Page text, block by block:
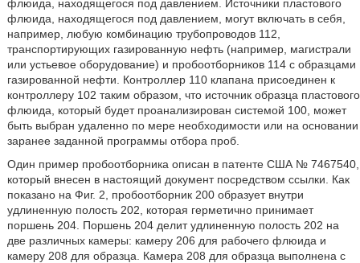
флюида, находящегося под давлением. Источники пластового
флюида, находящегося под давлением, могут включать в себя,
например, любую комбинацию трубопроводов 112,
транспортирующих газированную нефть (например, магистрали
или устьевое оборудование) и пробоотборников 114 с образцами
газированной нефти. Контроллер 110 клапана присоединен к
контроллеру 102 таким образом, что источник образца пластового
флюида, который будет проанализирован системой 100, может
быть выбран удаленно по мере необходимости или на основании
заранее заданной программы отбора проб.
Один пример пробоотборника описан в патенте США № 7467540,
который внесен в настоящий документ посредством ссылки. Как
показано на Фиг. 2, пробоотборник 200 образует внутри
удлиненную полость 202, которая герметично принимает
поршень 204. Поршень 204 делит удлиненную полость 202 на
две различных камеры: камеру 206 для рабочего флюида и
камеру 208 для образца. Камера 208 для образца выполнена с